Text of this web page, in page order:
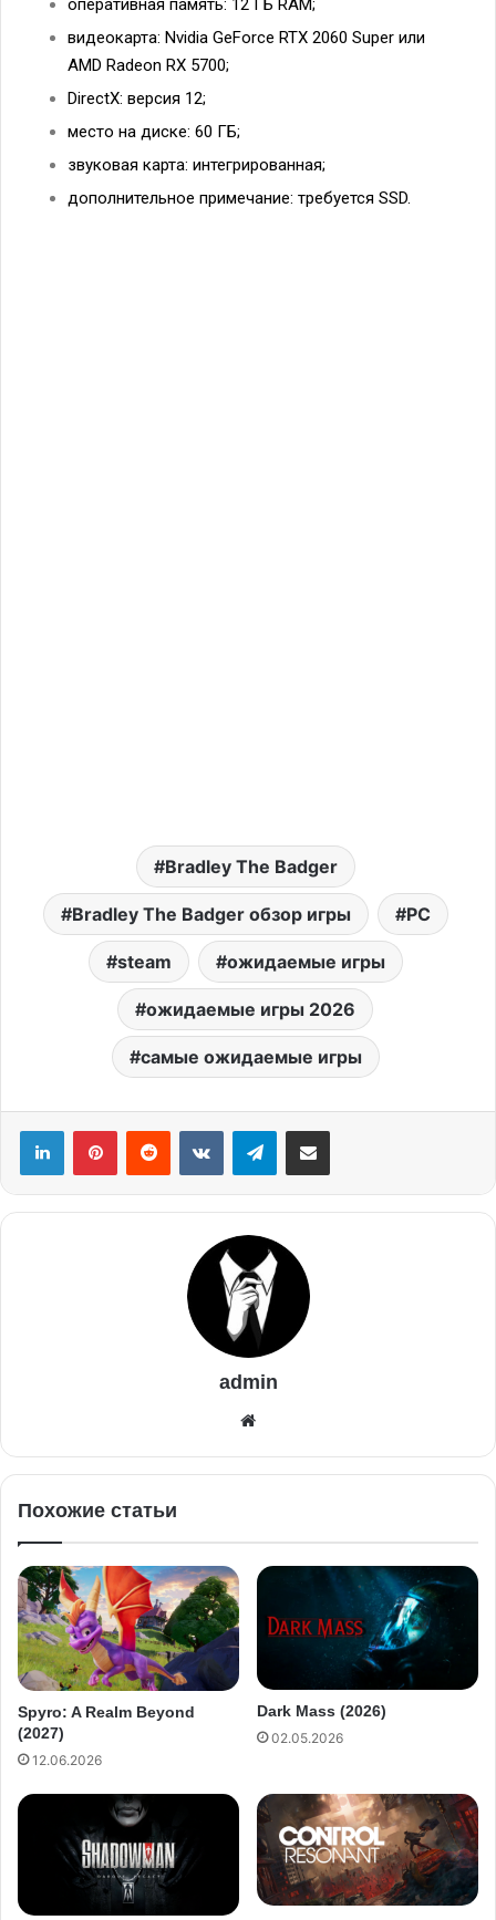
оперативная память: 12 ГБ RAM;
видеокарта: Nvidia GeForce RTX 2060 Super или
AMD Radeon RX 5700;
DirectX: версия 12;
место на диске: 60 ГБ;
звуковая карта: интегрированная;
дополнительное примечание: требуется SSD.
Bradley The Badger
Bradley The Badger обзор игры PC
steam ожидаемые игры
ожидаемые игры 2026
самые ожидаемые игры
admin
Похожие статьи
Spyro: A Realm Beyond
(2027)
12.06.2026
Dark Mass (2026)
02.05.2026